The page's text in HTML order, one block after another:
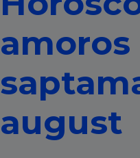
amoros
august